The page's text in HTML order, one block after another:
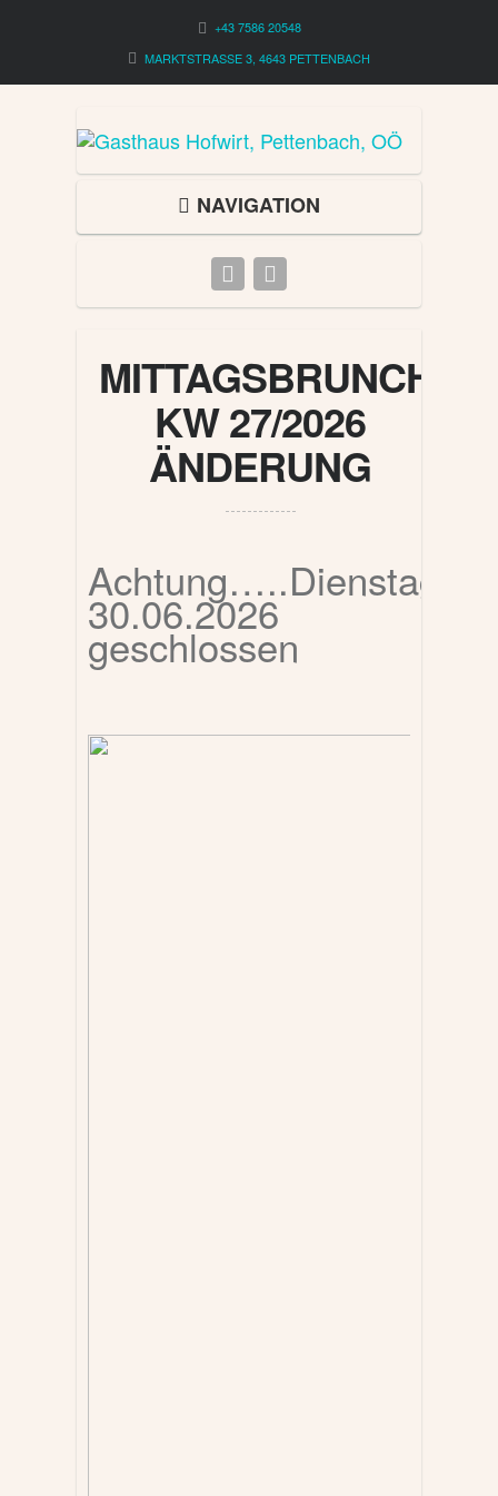
+43 7586 20548
MARKTSTRASSE 3, 4643 PETTENBACH
NAVIGATION
MITTAGSBRUNCH
KW 27/2026
ÄNDERUNG
Achtung…..Dienstag
30.06.2026
geschlossen